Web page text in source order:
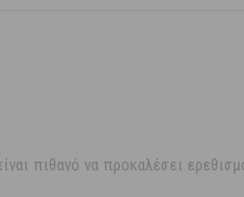
πιθανό να προκαλέσει